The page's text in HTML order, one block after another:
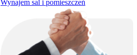
Wynajem sal i pomieszczeń